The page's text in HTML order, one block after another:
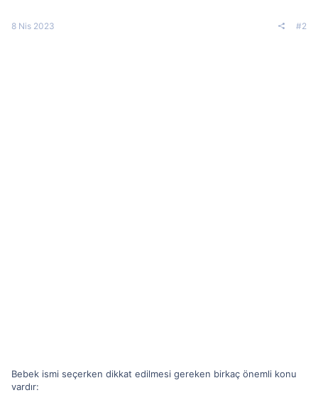
8 Nis 2023 #2
Bebek ismi seçerken dikkat edilmesi gereken birkaç önemli konu
vardır: